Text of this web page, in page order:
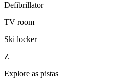
Defibrillator
TV room
Ski locker
Z
Explore as pistas